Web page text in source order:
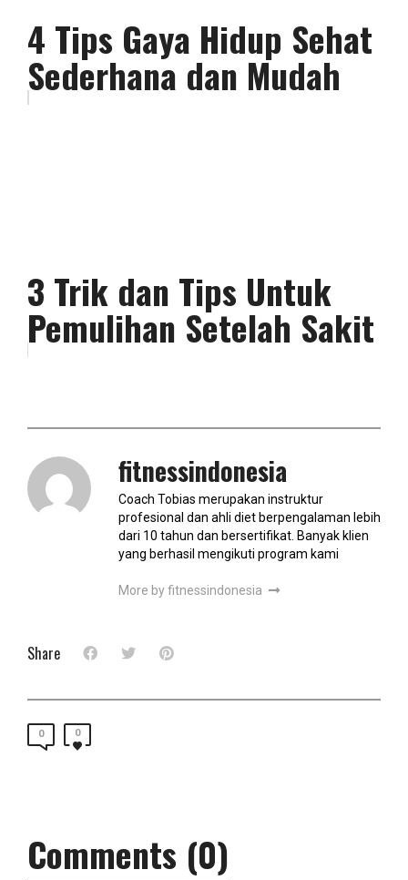
4 Tips Gaya Hidup Sehat
Sederhana dan Mudah
3 Trik dan Tips Untuk
Pemulihan Setelah Sakit
fitnessindonesia
Coach Tobias merupakan instruktur
profesional dan ahli diet berpengalaman lebih
dari 10 tahun dan bersertifikat. Banyak klien
yang berhasil mengikuti program kami
More by fitnessindonesia
Share
0 0
Comments (0)